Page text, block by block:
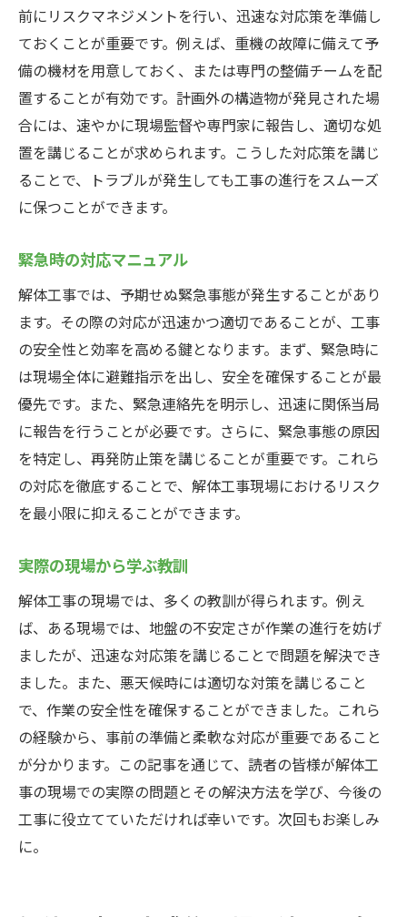
前にリスクマネジメントを行い、迅速な対応策を準備し
ておくことが重要です。例えば、重機の故障に備えて予
備の機材を用意しておく、または専門の整備チームを配
置することが有効です。計画外の構造物が発見された場
合には、速やかに現場監督や専門家に報告し、適切な処
置を講じることが求められます。こうした対応策を講じ
ることで、トラブルが発生しても工事の進行をスムーズ
に保つことができます。
緊急時の対応マニュアル
解体工事では、予期せぬ緊急事態が発生することがあり
ます。その際の対応が迅速かつ適切であることが、工事
の安全性と効率を高める鍵となります。まず、緊急時に
は現場全体に避難指示を出し、安全を確保することが最
優先です。また、緊急連絡先を明示し、迅速に関係当局
に報告を行うことが必要です。さらに、緊急事態の原因
を特定し、再発防止策を講じることが重要です。これら
の対応を徹底することで、解体工事現場におけるリスク
を最小限に抑えることができます。
実際の現場から学ぶ教訓
解体工事の現場では、多くの教訓が得られます。例え
ば、ある現場では、地盤の不安定さが作業の進行を妨げ
ましたが、迅速な対応策を講じることで問題を解決でき
ました。また、悪天候時には適切な対策を講じること
で、作業の安全性を確保することができました。これら
の経験から、事前の準備と柔軟な対応が重要であること
が分かります。この記事を通じて、読者の皆様が解体工
事の現場での実際の問題とその解決方法を学び、今後の
工事に役立てていただければ幸いです。次回もお楽しみ
に。